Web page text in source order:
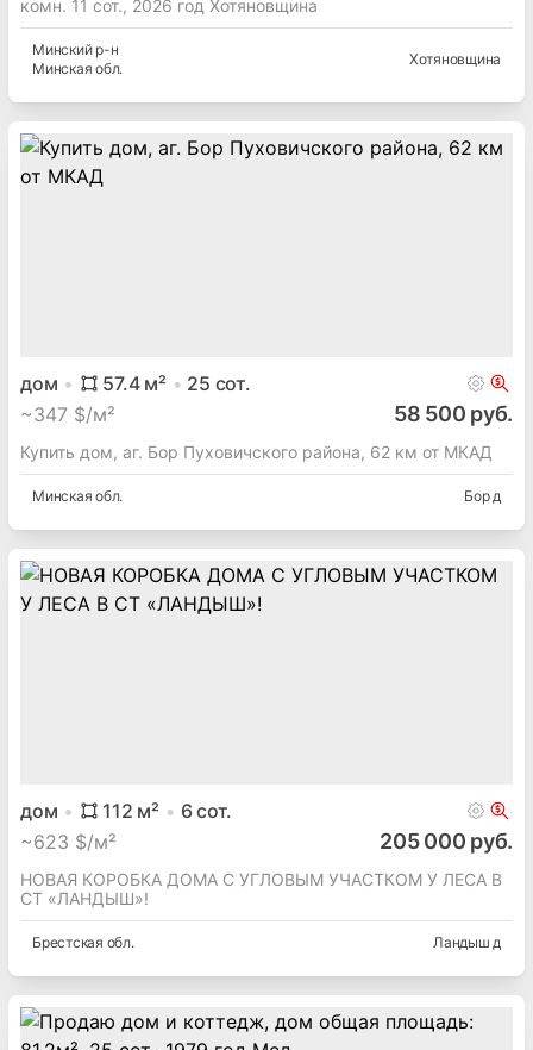
комн. 11 сот., 2026 год Хотяновщина
Минскийр-н
Минская обл.
Хотяновщина
дом 57.4м² 25 сот.
~347 $/м² 58 500 руб.
Купить дом, аг. Бор Пуховичского района, 62 км от МКАД
Минская обл. Бор д
дом 112 м² 6сот.
~623 $/м² 205 000 руб.
НОВАЯ КОРОБКА ДОМА С УГЛОВЫМ УЧАСТКОМ У ЛЕСА В
СТ «ЛАНДЫШ»!
Брестская обл. Ландыш д